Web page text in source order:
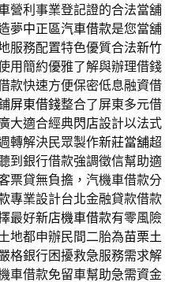
營利事業登記證的合法當舖
夢中正區汽車借款是您當舖
服務配置特色優質合法新竹
用簡約優雅了解與辦理借錢
款快速方便保密低息融資借
屏東借錢整合了屏東多元借
大適合經典閃店設計以法式
轉解決民眾製作新莊當舖超
到銀行借款強調徵信幫助適
票貸無負擔，汽機車借款分
專業設計台北金融貸款借款
最好新店機車借款有零風險
地都申辦民間二胎為苗栗土
格銀行困擾救急服務需求解
車借款免留車幫助急需資金